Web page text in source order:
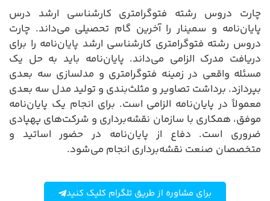
چارت دروس رشته فتوگرامتری کارشناسی ارشد درس
پایان‌نامه و سمینار را آخرین گام تحصیلی می‌داند. چارت
دروس رشته فتوگرامتری کارشناسی ارشد پایان‌نامه را برای
دریافت مدرک الزامی می‌داند. پایان‌نامه باید به حل یک
مسئله واقعی در زمینه فتوگرامتری و مدلسازی سه بعدی
بپردازد. برداشت تصاویر و مثلث‌بندی و تولید مدل سه بعدی
معمولاً در پایان‌نامه الزامی است. برای انجام یک پایان‌نامه
موفق، همکاری با سازمان نقشه‌برداری و شرکت‌های پهپادی
ضروری است. دفاع از پایان‌نامه در حضور اساتید و
متخصصان صنعت نقشه‌برداری انجام می‌شود.
برای مشاوره از طریق تلگرام کلیک کنید